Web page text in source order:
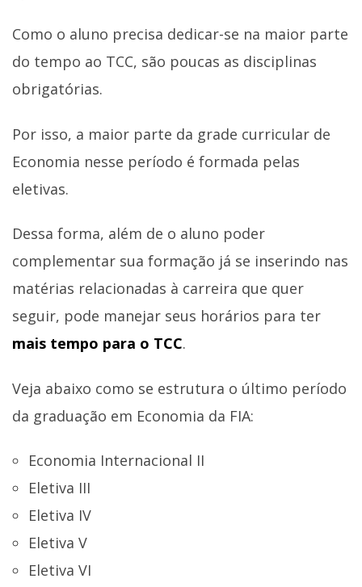
Como o aluno precisa dedicar-se na maior parte
do tempo ao TCC, são poucas as disciplinas
obrigatórias.
Por isso, a maior parte da grade curricular de
Economia nesse período é formada pelas
eletivas.
Dessa forma, além de o aluno poder
complementar sua formação já se inserindo nas
matérias relacionadas à carreira que quer
seguir, pode manejar seus horários para ter
mais tempo para o TCC.
Veja abaixo como se estrutura o último período
da graduação em Economia da FIA:
Economia Internacional II
Eletiva III
Eletiva IV
Eletiva V
Eletiva VI